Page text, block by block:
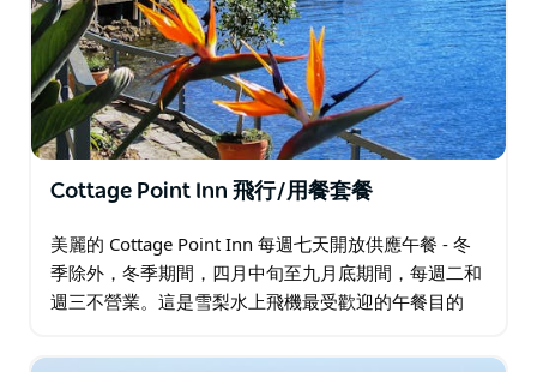
Cottage Point Inn 飛行/用餐套餐
美麗的 Cottage Point Inn 每週七天開放供應午餐 - 冬
季除外，冬季期間，四月中旬至九月底期間，每週二和
週三不營業。這是雪梨水上飛機最受歡迎的午餐目的
在雪梨北部。 …